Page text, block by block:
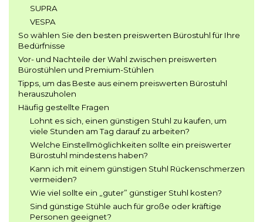
SUPRA
VESPA
So wählen Sie den besten preiswerten Bürostuhl für Ihre
Bedürfnisse
Vor- und Nachteile der Wahl zwischen preiswerten
Bürostühlen und Premium-Stühlen
Tipps, um das Beste aus einem preiswerten Bürostuhl
herauszuholen
Häufig gestellte Fragen
Lohnt es sich, einen günstigen Stuhl zu kaufen, um
viele Stunden am Tag darauf zu arbeiten?
Welche Einstellmöglichkeiten sollte ein preiswerter
Bürostuhl mindestens haben?
Kann ich mit einem günstigen Stuhl Rückenschmerzen
vermeiden?
Wie viel sollte ein „guter” günstiger Stuhl kosten?
Sind günstige Stühle auch für große oder kräftige
Personen geeignet?